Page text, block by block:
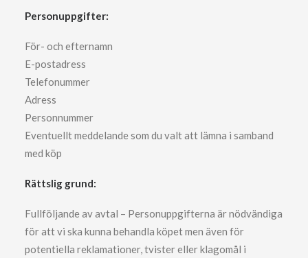
Personuppgifter:
För- och efternamn
E-postadress
Telefonummer
Adress
Personnummer
Eventuellt meddelande som du valt att lämna i samband
med köp
Rättslig grund:
Fullföljande av avtal – Personuppgifterna är nödvändiga
för att vi ska kunna behandla köpet men även för
potentiella reklamationer, tvister eller klagomål i